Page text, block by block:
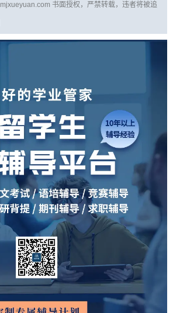
书面授权，严禁转载，违者将被追